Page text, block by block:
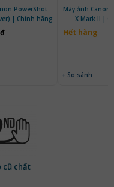
PowerShot
| Chính hãng
Máy ảnh Canon
X Mark II |
Hết hàng
+ So sánh
cũ chất